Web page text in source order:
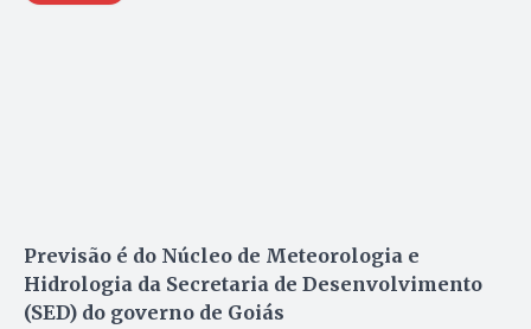
Previsão é do Núcleo de Meteorologia e
Hidrologia da Secretaria de Desenvolvimento
(SED) do governo de Goiás